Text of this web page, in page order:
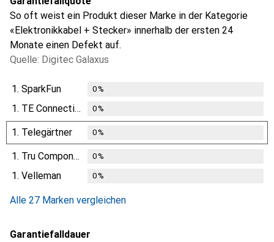
So oft weist ein Produkt dieser Marke in der Kategorie
«Elektronikkabel + Stecker» innerhalb der ersten 24
Monate einen Defekt auf.
Quelle: Digitec Galaxus
1. SparkFun 0%
1. TE Connectivity 0%
1. Telegärtner 0%
1. Tru Components 0%
1. Velleman 0%
Alle 27 Marken vergleichen
Garantiefalldauer